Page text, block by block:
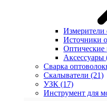
Измерители
Источники
Оптические
Аксессуары
Сварка
Скалыватели (21)
УЗК (17)
Инструмент для